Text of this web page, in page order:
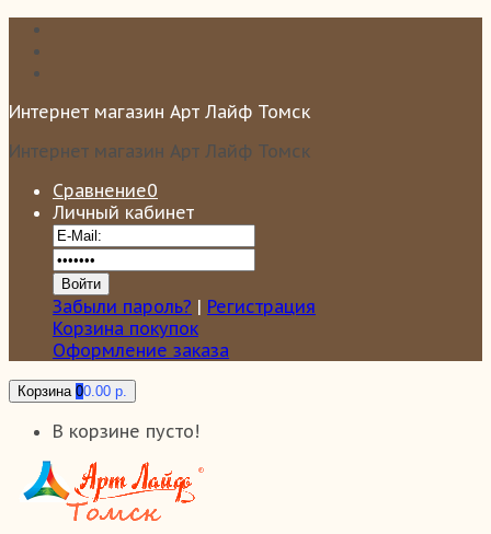
Интернет магазин Арт Лайф Томск
Интернет магазин Арт Лайф Томск
Сравнение0
Личный кабинет
Забыли пароль? | Регистрация
Корзина покупок
Оформление заказа
Корзина 00.00 р.
В корзине пусто!